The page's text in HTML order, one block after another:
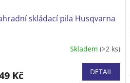
skládací pila Husqvarna
Skladem (>2 ks)
Kč DETAIL